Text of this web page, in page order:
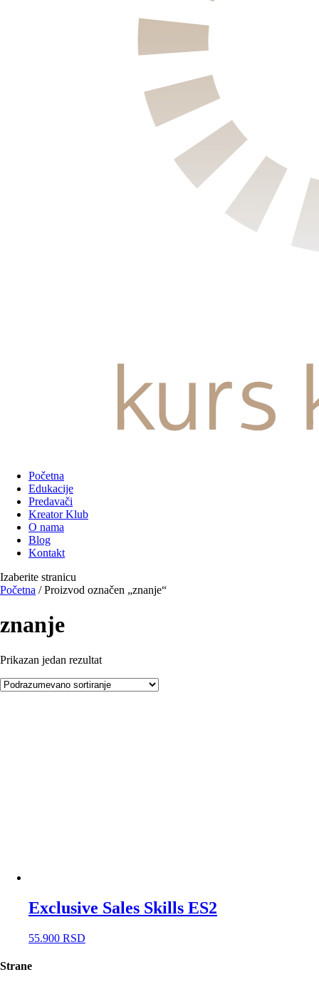
Početna
Edukacije
Predavači
Kreator Klub
O nama
Blog
Kontakt
Izaberite stranicu
Početna / Proizvod označen „znanje“
znanje
Prikazan jedan rezultat
Exclusive Sales Skills ES2
55.900 RSD
Strane